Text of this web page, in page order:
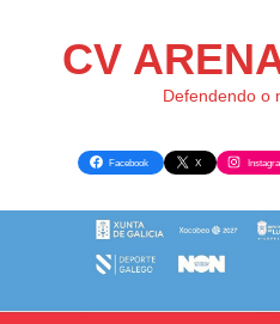
CV
Defendendo o
Facebook X